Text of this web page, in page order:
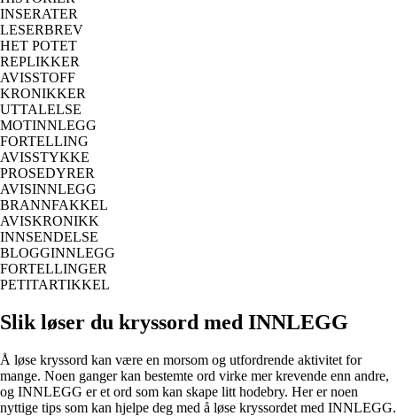
INSERATER
LESERBREV
HET POTET
REPLIKKER
AVISSTOFF
KRONIKKER
UTTALELSE
MOTINNLEGG
FORTELLING
AVISSTYKKE
PROSEDYRER
AVISINNLEGG
BRANNFAKKEL
AVISKRONIKK
INNSENDELSE
BLOGGINNLEGG
FORTELLINGER
PETITARTIKKEL
Slik løser du kryssord med INNLEGG
Å løse kryssord kan være en morsom og utfordrende aktivitet for
mange. Noen ganger kan bestemte ord virke mer krevende enn andre,
og INNLEGG er et ord som kan skape litt hodebry. Her er noen
nyttige tips som kan hjelpe deg med å løse kryssordet med INNLEGG.